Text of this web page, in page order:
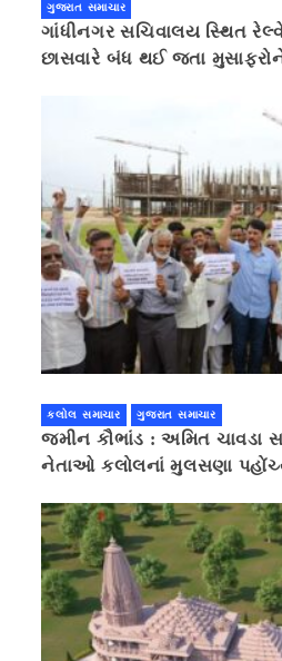
ગુજરાત સમાચાર
ગાંધીનગર સચિવાલય સ્થિત
છાસવારે બંધ થઈ જતા મુસાફરોને
કલોલ સમાચાર ગુજરાત સમાચાર
જમીન કૌભાંડ : અમિત ચાવડા
નેતાઓ કલોલનાં મુલસણા